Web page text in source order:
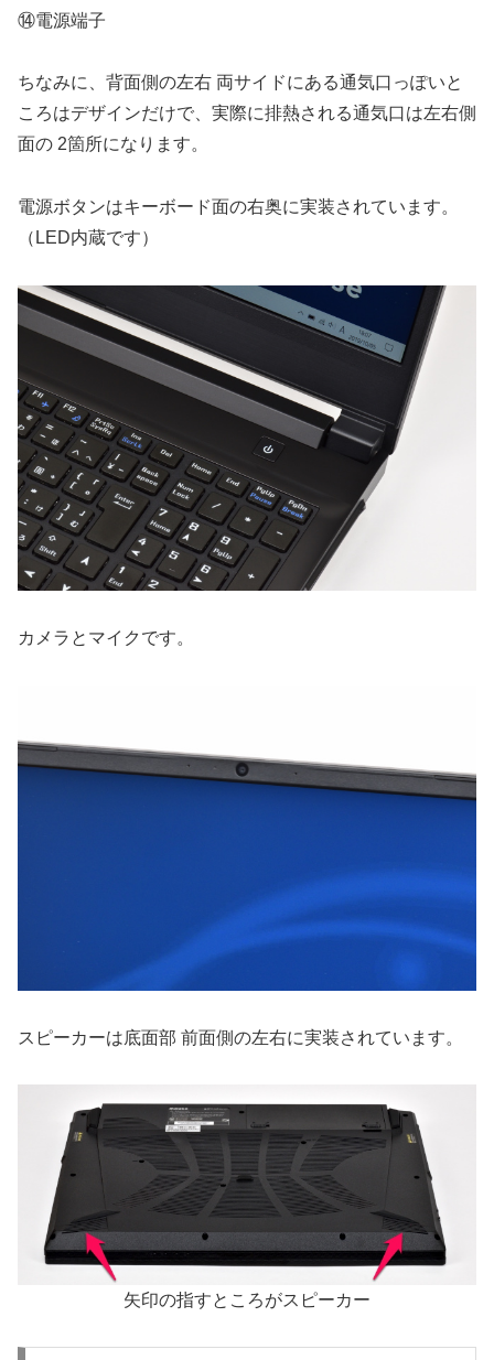
⑭電源端子
ちなみに、背面側の左右 両サイドにある通気口っぽいと
ころはデザインだけで、実際に排熱される通気口は左右側
面の 2箇所になります。
電源ボタンはキーボード面の右奥に実装されています。
（LED内蔵です）
カメラとマイクです。
スピーカーは底面部 前面側の左右に実装されています。
矢印の指すところがスピーカー